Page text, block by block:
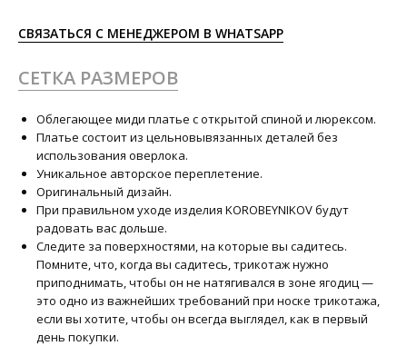
СВЯЗАТЬСЯ С МЕНЕДЖЕРОМ В WHATSAPP
СЕТКА РАЗМЕРОВ
Облегающее миди платье с открытой спиной и люрексом.
Платье состоит из цельновывязанных деталей без
использования оверлока.
Уникальное авторское переплетение.
Оригинальный дизайн.
При правильном уходе изделия KOROBEYNIKOV будут
радовать вас дольше.
Следите за поверхностями, на которые вы садитесь.
Помните, что, когда вы садитесь, трикотаж нужно
приподнимать, чтобы он не натягивался в зоне ягодиц —
это одно из важнейших требований при носке трикотажа,
если вы хотите, чтобы он всегда выглядел, как в первый
день покупки.